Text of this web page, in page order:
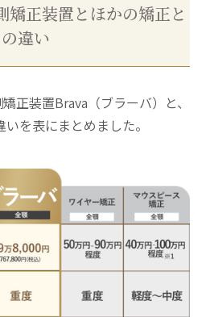
矯正装置とほかの矯正と
の違い
正装置Brava（ブラーバ）と、
を表にまとめました。